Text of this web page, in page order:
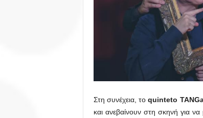
Στη συνέχεια, τοquinteto
και ανεβαίνουν στη σκηνή για